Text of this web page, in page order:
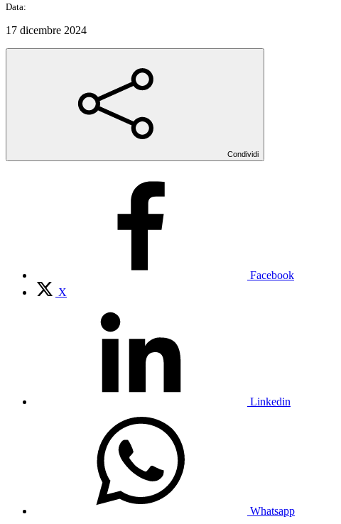
Data:
17 dicembre 2024
Condividi
Facebook
X
Linkedin
Whatsapp